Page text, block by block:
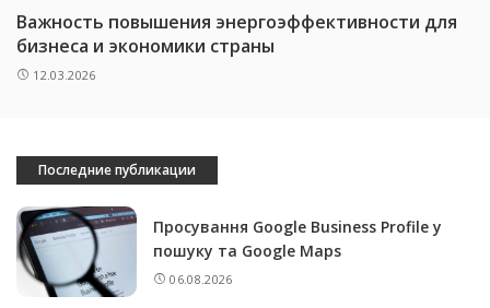
Важность повышения энергоэффективности для
бизнеса и экономики страны
12.03.2026
Последние публикации
Просування Google Business Profile у
пошуку та Google Maps
06.08.2026